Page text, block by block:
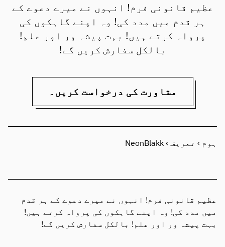
عظیم قانونی فرم! انہوں نے میرے دعوے کے
ہر قدم میں مدد کی! وہ اپنے گاہکوں کی
پرواہ کرتے ہیں! بہت پیشہ ور اور علم!
بالکل سفارش کریں گے!
مشاورت کی درخواست کریں۔
ہوم › تعریف ›
NeonBlakk
عظیم قانونی فرم! انہوں نے میرے دعوے کے ہر قدم
میں مدد کی! وہ اپنے گاہکوں کی پرواہ کرتے ہیں!
بہت پیشہ ور اور علم! بالکل سفارش کریں گے!